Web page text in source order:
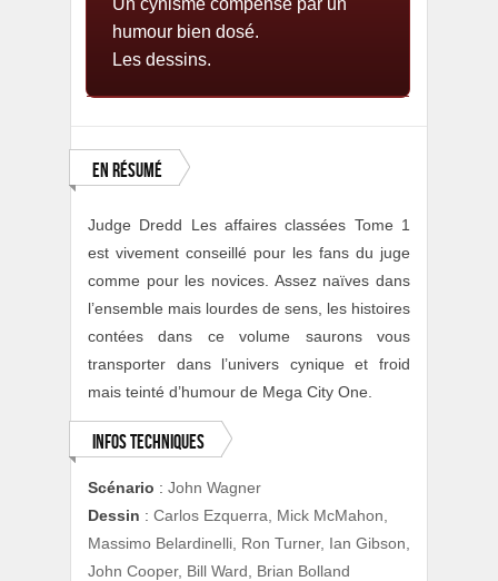
humour bien dosé.
Les dessins.
En résumé
Judge Dredd Les affaires classées Tome 1
est vivement conseillé pour les fans du juge
comme pour les novices. Assez naïves dans
l’ensemble mais lourdes de sens, les histoires
contées dans ce volume saurons vous
transporter dans l’univers cynique et froid
mais teinté d’humour de Mega City One.
Infos techniques
Scénario : John Wagner
Dessin : Carlos Ezquerra, Mick McMahon,
Massimo Belardinelli, Ron Turner, Ian Gibson,
John Cooper, Bill Ward, Brian Bolland